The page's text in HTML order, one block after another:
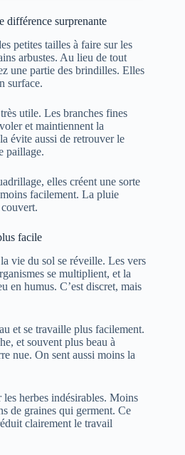
différence surprenante
petites tailles à faire sur les
arbustes. Au lieu de tout
une partie des brindilles. Elles
surface.
utile. Les branches fines
et maintiennent la
évite aussi de retrouver le
paillage.
elles créent une sorte
facilement. La pluie
facile
vie du sol se réveille. Les vers
se multiplient, et la
en humus. C’est discret, mais
et se travaille plus facilement.
et souvent plus beau à
nue. On sent aussi moins la
herbes indésirables. Moins
de graines qui germent. Ce
clairement le travail